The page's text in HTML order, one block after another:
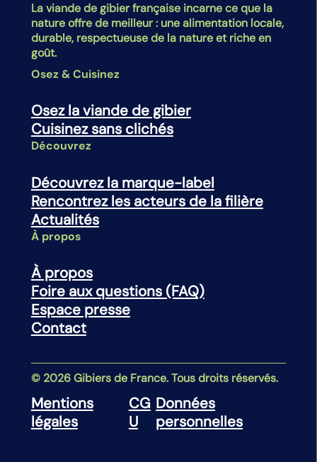
La viande de gibier française incarne ce que la
nature offre de meilleur : une alimentation locale,
durable, respectueuse de la nature et riche en
goût.
Osez & Cuisinez
Osez la viande de gibier
Cuisinez sans clichés
Découvrez
Découvrez la marque-label
Rencontrez les acteurs de la filière
Actualités
À propos
À propos
Foire aux questions (FAQ)
Espace presse
Contact
© 2026 Gibiers de France. Tous droits réservés.
Mentions
légales
CG
U
Données
personnelles